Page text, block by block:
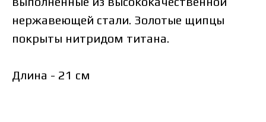
нержавеющей стали. Золотые щипцы
покрыты нитридом титана.
Длина - 21 см